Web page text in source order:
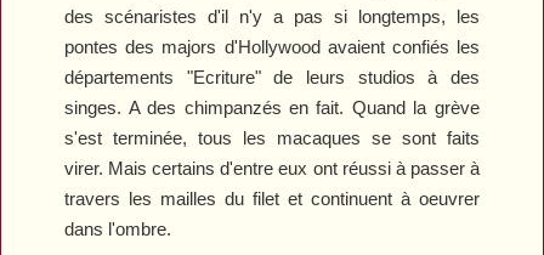
des scénaristes d'il n'y a pas si longtemps, les
pontes des majors d'Hollywood avaient confiés les
départements "Ecriture" de leurs studios à des
singes. A des chimpanzés en fait. Quand la grève
s'est terminée, tous les macaques se sont faits
virer. Mais certains d'entre eux ont réussi à passer à
travers les mailles du filet et continuent à oeuvrer
dans l'ombre.